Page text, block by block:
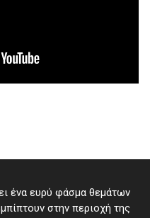
ένα ευρύ φάσμα θεμάτων
στην περιοχή της